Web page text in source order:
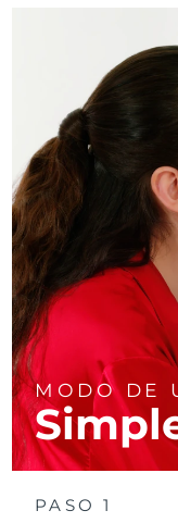
MODO DE
PASO 1